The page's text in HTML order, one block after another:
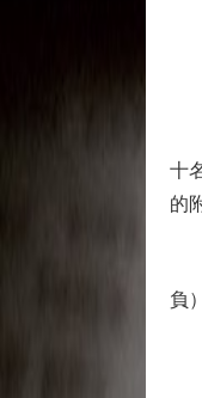
十
的
負